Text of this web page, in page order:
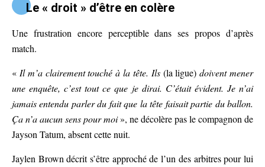
Le « droit » d’être en colère
Une frustration encore perceptible dans ses propos d’après
match.
« Il m’a clairement touché à la tête. Ils(la ligue)doivent mener
une enquête, c’est tout ce que je dirai. C’était évident. Je n’ai
jamais entendu parler du fait que la tête faisait partie du ballon.
Ça n’a aucun sens pour moi», ne décolère pas le compagnon de
Jayson Tatum, absent cette nuit.
Jaylen Brown décrit s’être approché de l’un des arbitres pour lui